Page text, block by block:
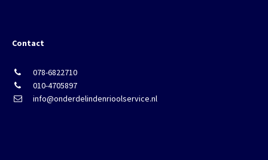
Contact
078-6822710
010-4705897
info@onderdelindenrioolservice.nl